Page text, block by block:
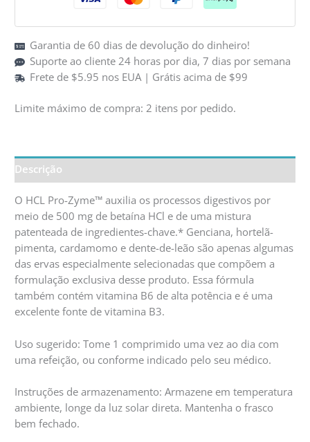
26
Garantia de 60 dias de devolução do dinheiro!
Suporte ao cliente 24 horas por dia, 7 dias por semana
Frete de $5.95 nos EUA | Grátis acima de $99
Limite máximo de compra: 2 itens por pedido.
Descrição
O HCL Pro-Zyme™ auxilia os processos digestivos por
meio de 500 mg de betaína HCl e de uma mistura
patenteada de ingredientes-chave.* Genciana, hortelã-
pimenta, cardamomo e dente-de-leão são apenas algumas
das ervas especialmente selecionadas que compõem a
formulação exclusiva desse produto. Essa fórmula
também contém vitamina B6 de alta potência e é uma
excelente fonte de vitamina B3.
Uso sugerido: Tome 1 comprimido uma vez ao dia com
uma refeição, ou conforme indicado pelo seu médico.
Instruções de armazenamento: Armazene em temperatura
ambiente, longe da luz solar direta. Mantenha o frasco
bem fechado.